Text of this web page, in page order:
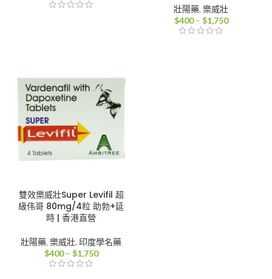
壯陽藥, 樂威壯
$400 – $1,750價
雙效樂威壯Super Levifil 超
級伟哥 80mg/4粒 助勃+延
時 | 香港直營
壯陽藥, 樂威壯, 印度學名藥
$400 – $1,750價